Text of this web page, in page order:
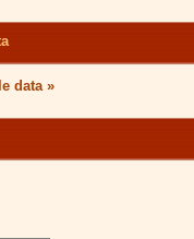
data »